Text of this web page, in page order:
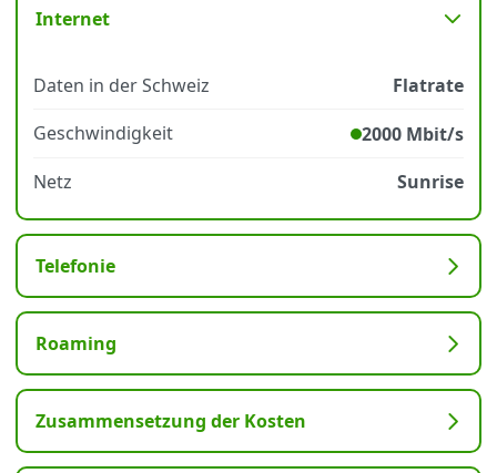
Internet
Daten in der Schweiz
Flatrate
Geschwindigkeit
2000 Mbit/s
Netz
Sunrise
Telefonie
Roaming
Zusammensetzung der Kosten